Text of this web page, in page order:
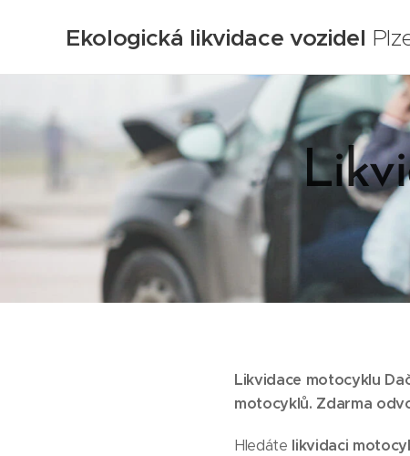
Ekologická likvidace vozidel
Likvidace motocyklu
motocyklů. Zdarma
Hledáte likvidaci